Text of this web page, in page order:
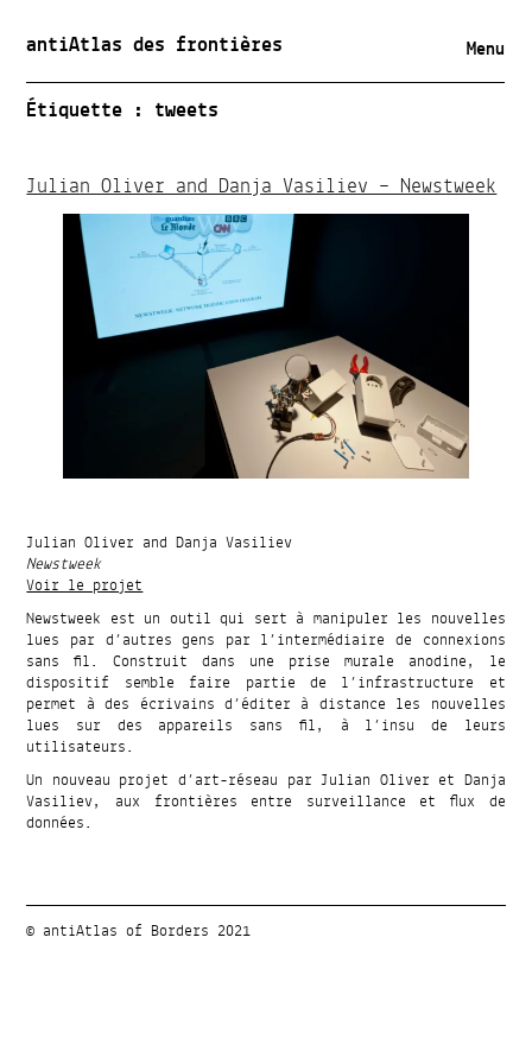
antiAtlas des frontières Menu
Étiquette : tweets
Julian Oliver and Danja Vasiliev – Newstweek
Julian Oliver and Danja Vasiliev
Newstweek
Voir le projet
Newstweek est un outil qui sert à manipuler les nouvelles
lues par d’autres gens par l’intermédiaire de connexions
sans fil. Construit dans une prise murale anodine, le
dispositif semble faire partie de l’infrastructure et
permet à des écrivains d’éditer à distance les nouvelles
lues sur des appareils sans fil, à l’insu de leurs
utilisateurs.
Un nouveau projet d’art-réseau par Julian Oliver et Danja
Vasiliev, aux frontières entre surveillance et flux de
données.
© antiAtlas of Borders 2021